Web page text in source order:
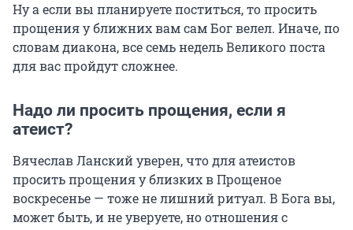
Ну а если вы планируете поститься, то просить
прощения у ближних вам сам Бог велел. Иначе, по
словам диакона, все семь недель Великого поста
для вас пройдут сложнее.
Надо ли просить прощения, если я
атеист?
Вячеслав Ланский уверен, что для атеистов
просить прощения у близких в Прощеное
воскресенье — тоже не лишний ритуал. В Бога вы,
может быть, и не уверуете, но отношения с